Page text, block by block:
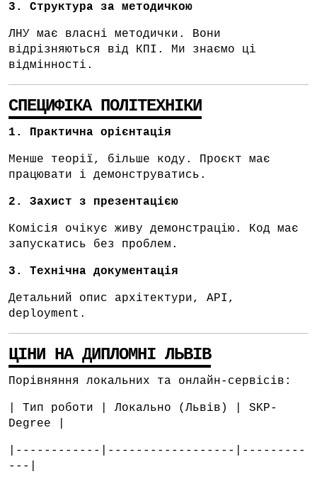
3. Структура за методичкою
ЛНУ має власні методички. Вони
відрізняються від КПІ. Ми знаємо ці
відмінності.
СПЕЦИФІКА ПОЛІТЕХНІКИ
1. Практична орієнтація
Менше теорії, більше коду. Проєкт має
працювати і демонструватись.
2. Захист з презентацією
Комісія очікує живу демонстрацію. Код має
запускатись без проблем.
3. Технічна документація
Детальний опис архітектури, API,
deployment.
ЦІНИ НА ДИПЛОМНІ ЛЬВІВ
Порівняння локальних та онлайн-сервісів:
| Тип роботи | Локально (Львів) | SKP-
Degree |
|------------|------------------|---------
---|